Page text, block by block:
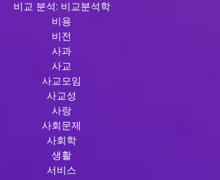
비교 분석: 비교분석학
비용
비전
사과
사교
사교모임
사교성
사랑
사회문제
사회학
생활
서비스